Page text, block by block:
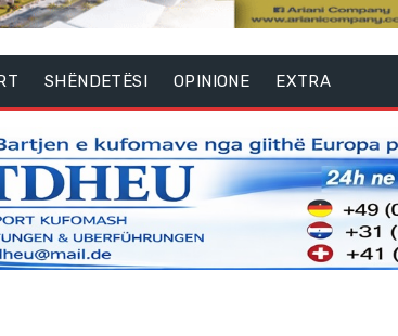
SHËNDETËSI OPINIONE EXTRA